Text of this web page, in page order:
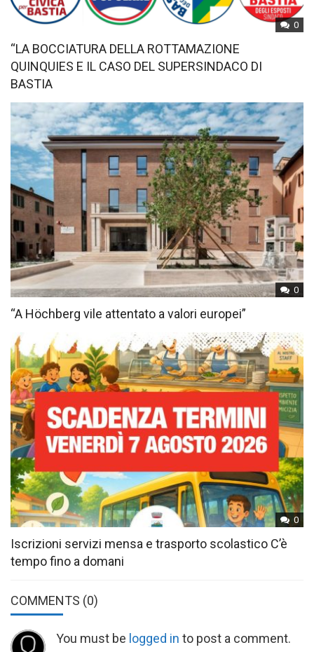
0
“LA BOCCIATURA DELLA ROTTAMAZIONE
QUINQUIES E IL CASO DEL SUPERSINDACO DI
BASTIA
0
“A Höchberg vile attentato a valori europei”
0
Iscrizioni servizi mensa e trasporto scolastico C’è
tempo fino a domani
COMMENTS (0)
You must be logged in to post a comment.